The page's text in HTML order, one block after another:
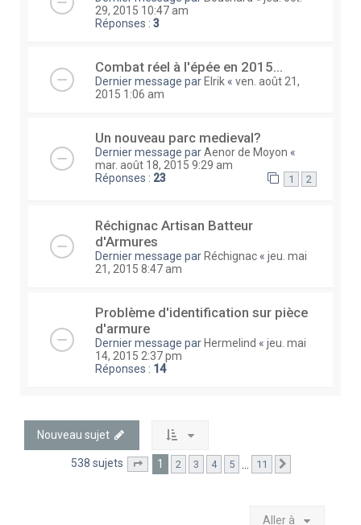
29, 2015 10:47 am
Réponses : 3
Combat réel à l'épée en 2015...
Dernier message par Elrik « ven. août 21,
2015 1:06 am
Un nouveau parc medieval?
Dernier message parAenor de Moyon «
mar. août 18, 2015 9:29 am
Réponses : 23 1 2
Réchignac Artisan Batteur
d'Armures
Dernier message par Réchignac « jeu. mai
21, 2015 8:47 am
Problème d'identification sur pièce
d'armure
Dernier message par Hermelind « jeu. mai
14, 2015 2:37 pm
Réponses : 14
Nouveau sujet
538 sujets Page sur11
1 2 3 4 5 11
Aller à